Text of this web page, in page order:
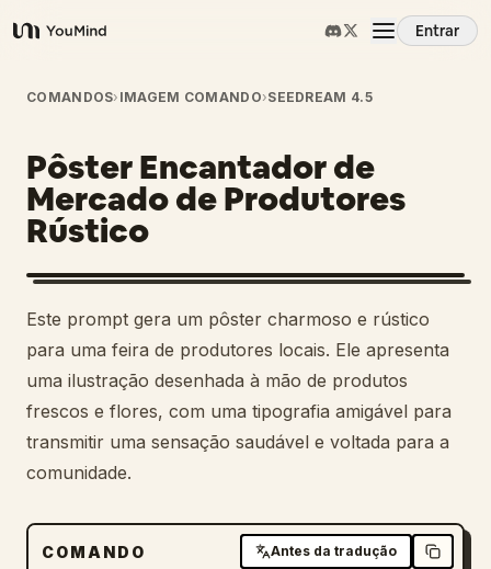
YouMind
Entrar
Visão Geral
Casos de Uso
Habilidades
Prompts
Preços
Baixar
Blog
COMANDOS› IMAGEM COMANDO›SEEDREAM 4.5
Pôster Encantador de
Mercado de Produtores
Rústico
Este prompt gera um pôster charmoso e rústico
para uma feira de produtores locais. Ele apresenta
uma ilustração desenhada à mão de produtos
frescos e flores, com uma tipografia amigável para
transmitir uma sensação saudável e voltada para a
comunidade.
COMANDO Antes da tradução